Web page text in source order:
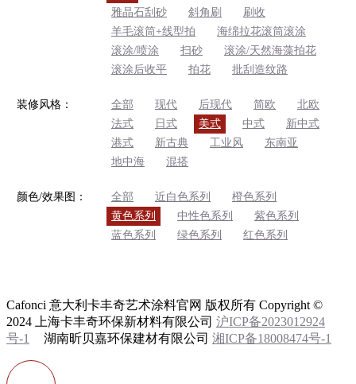
雅晶石刮砂
斜角刷
刷收
羊毛滚筒+线型拍
海绵拉花滚筒滚涂
滚涂/喷涂
扫砂
滚涂/天然海藻拍花
滚涂后收平
拍花 批刮造纹路
装修风格： 全部 现代 后现代 简欧
北欧
法式
日式 美式 中式
新中式
港式
新古典 工业风
东南亚
地中海
混搭
颜色/效果图： 全部 近白色系列
橙色系列
黄色系列
中性色系列
紫色系列
蓝色系列
绿色系列 红色系列
Cafonci 意大利卡丰奇艺术涂料官网 版权所有 Copyright ©
2024 上海卡丰奇环保新材料有限公司 沪ICP备2023012924
号-1
湖南昕贝嘉环保建材有限公司 湘ICP备18008474号-1